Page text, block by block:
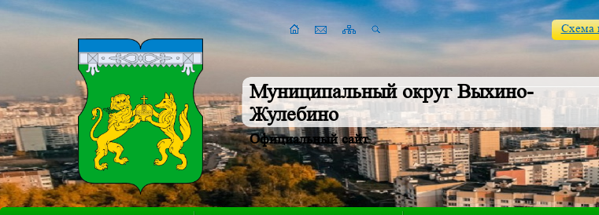
Муниципальный округ Выхино-
Жулебино
Официальный сайт
Схема